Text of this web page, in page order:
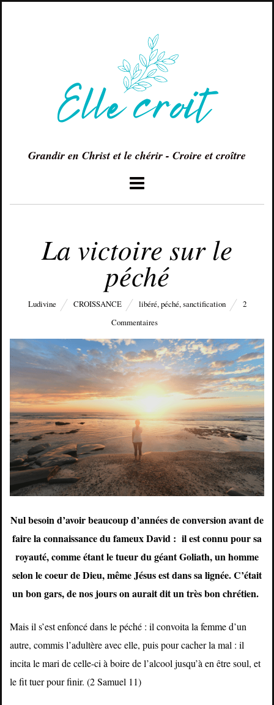
Grandir en Christ et le chérir - Croire et croître
La victoire sur le
péché
Ludivine CROISSANCE libéré,péché,sanctification
2
Commentaires
Nul besoin d’avoir beaucoup d’années de conversion avant de
faire la connaissance du fameux David : il est connu pour sa
royauté, comme étant le tueur du géant Goliath, un homme
selon le coeur de Dieu, même Jésus est dans sa lignée. C’était
un bon gars, de nos jours on aurait dit un très bon chrétien.
Mais il s’est enfoncé dans le péché : il convoita la femme d’un
autre, commis l’adultère avec elle, puis pour cacher la mal : il
incita le mari de celle-ci à boire de l’alcool jusqu’à en être soul, et
le fit tuer pour finir. (2 Samuel 11)